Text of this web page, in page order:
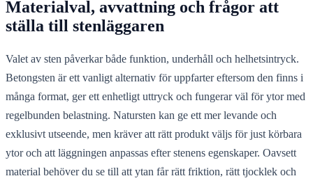
Materialval, avvattning och frågor att
ställa till stenläggaren
Valet av sten påverkar både funktion, underhåll och helhetsintryck.
Betongsten är ett vanligt alternativ för uppfarter eftersom den finns i
många format, ger ett enhetligt uttryck och fungerar väl för ytor med
regelbunden belastning. Natursten kan ge ett mer levande och
exklusivt utseende, men kräver att rätt produkt väljs för just körbara
ytor och att läggningen anpassas efter stenens egenskaper. Oavsett
material behöver du se till att ytan får rätt friktion, rätt tjocklek och